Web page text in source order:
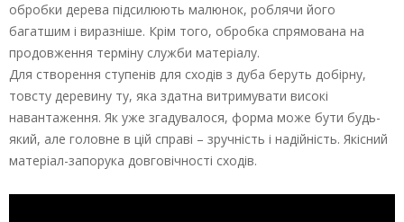
обробки дерева підсилюють малюнок, роблячи його
багатшим і виразніше. Крім того, обробка спрямована на
продовження терміну служби матеріалу.
Для створення ступенів для сходів з дуба беруть добірну,
товсту деревину ту, яка здатна витримувати високі
навантаження. Як уже згадувалося, форма може бути будь-
який, але головне в цій справі – зручність і надійність. Якісний
матеріал-запорука довговічності сходів.